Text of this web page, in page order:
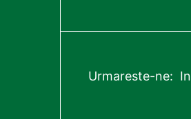
Urmareste-ne: